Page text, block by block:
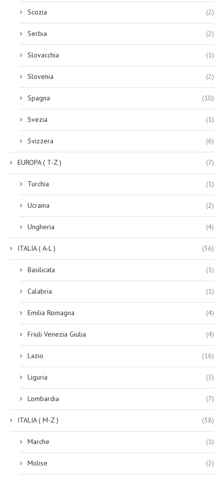
Scozia (2)
Serbia (2)
Slovacchia (1)
Slovenia (2)
Spagna (10)
Svezia (1)
Svizzera (6)
EUROPA ( T-Z ) (7)
Turchia (1)
Ucraina (2)
Ungheria (4)
ITALIA ( A-L ) (36)
Basilicata (1)
Calabria (1)
Emilia Romagna (4)
Friuli Venezia Giulia (4)
Lazio (16)
Liguria (3)
Lombardia (7)
ITALIA ( M-Z ) (38)
Marche (1)
Molise (2)